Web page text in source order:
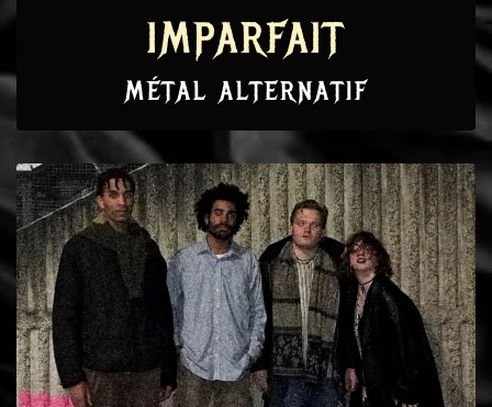
IMPARFAIT
MÉTAL ALTERNATIF